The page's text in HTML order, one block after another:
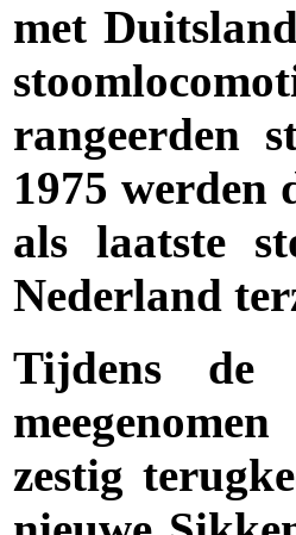
met
rangeerden
1975 werden
als laatste
Nederland
Tijdens de
zestig